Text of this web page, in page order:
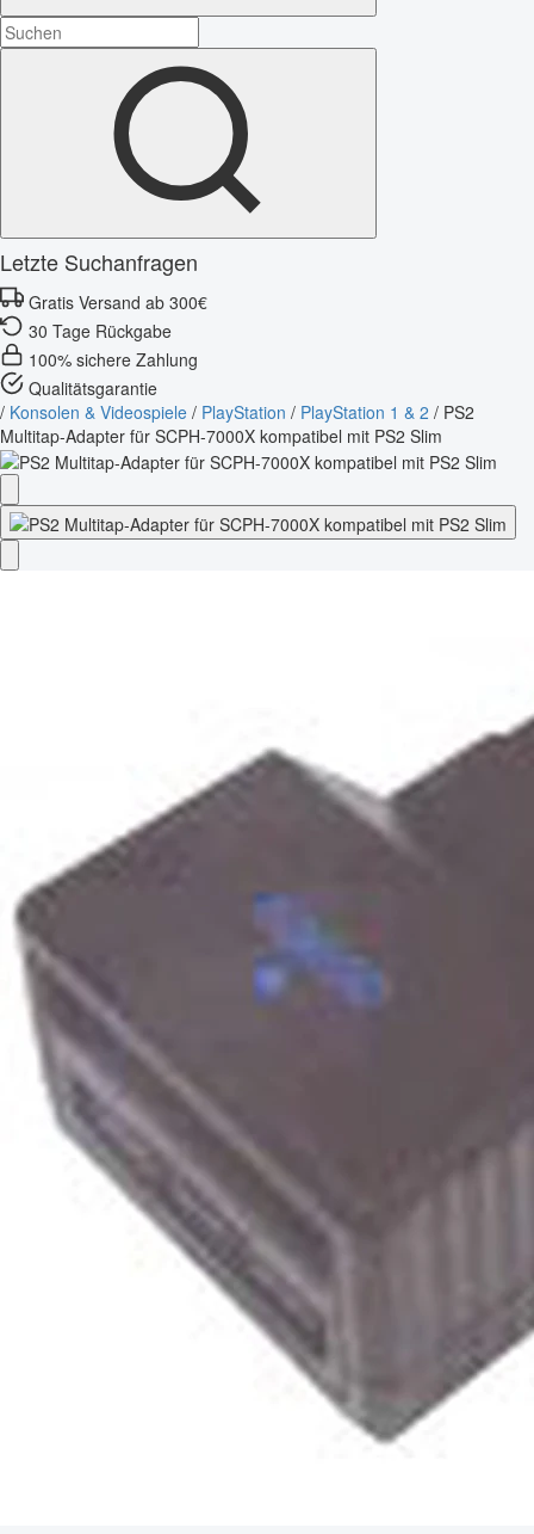
Letzte Suchanfragen
Gratis Versand ab 300€
30 Tage Rückgabe
100% sichere Zahlung
Qualitätsgarantie
/ Konsolen & Videospiele / PlayStation / PlayStation 1 & 2 / PS2
Multitap-Adapter für SCPH-7000X kompatibel mit PS2 Slim